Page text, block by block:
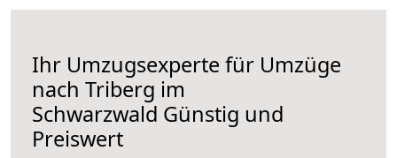
Ihr Umzugsexperte für Umzüge
nach Triberg im
Schwarzwald Günstig und
Preiswert